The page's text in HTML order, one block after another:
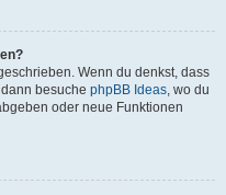
Wenn du denkst, dass
besuche phpBB Ideas, wo du
oder neue Funktionen